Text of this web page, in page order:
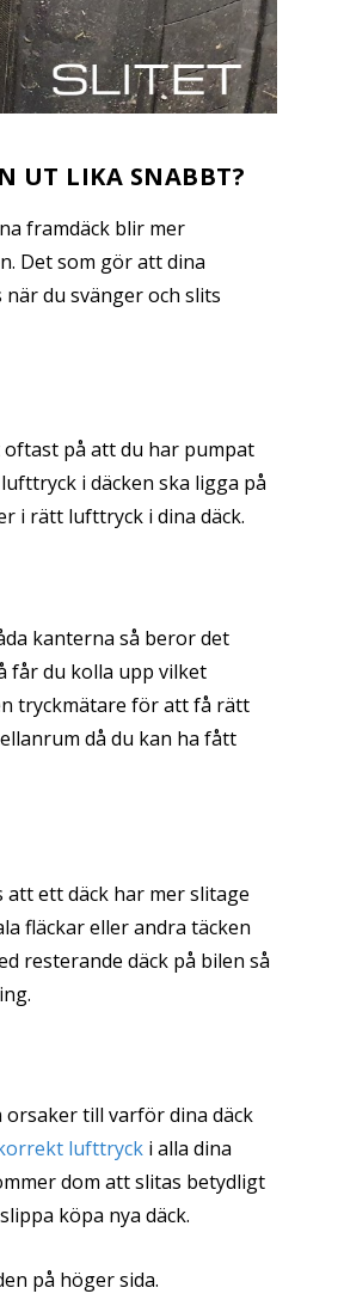
UT LIKA SNABBT?
framdäck blir mer
Det som gör att dina
du svänger och slits
oftast på att du har pumpat
i däcken ska ligga på
i rätt lufttryck i dina däck.
kanterna så beror det
får du kolla upp vilket
tryckmätare för att få rätt
då du kan ha fått
att ett däck har mer slitage
fläckar eller andra täcken
resterande däck på bilen så
orsaker till varför dina däck
lufttrycki alla dina
dom att slitas betydligt
köpa nya däck.
på höger sida.